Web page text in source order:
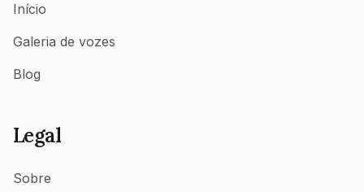
Início
Galeria de vozes
Blog
Legal
Sobre